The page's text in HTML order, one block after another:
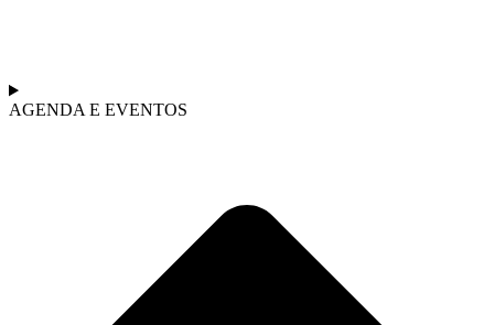
AGENDA E EVENTOS